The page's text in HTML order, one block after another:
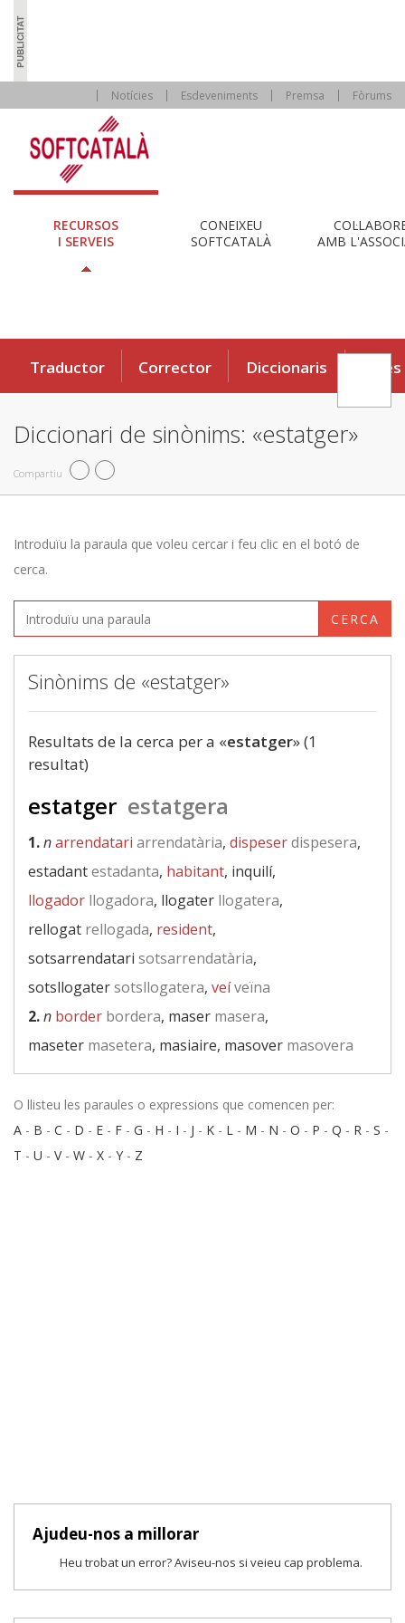
Notícies Esdeveniments Premsa Fòrums
RECURSOS
I SERVEIS
CONEIXEU
SOFTCATALÀ
AMB
Traductor Corrector Diccionaris Eines
Diccionari de sinònims: «estatger»
Compartiu
Introduïu la paraula que voleu cercar i feu clic en el botó de
cerca.
CERCA
Sinònims de «estatger»
Resultats de la cerca per a «estatger» (1
resultat)
estatger estatgera
1.narrendatari arrendatària, dispeserdispesera,
estadantestadanta, habitant, inquilí,
llogador llogadora, llogater llogatera,
rellogat rellogada, resident,
sotsarrendatari sotsarrendatària,
sotsllogatersotsllogatera, veíveïna
2.n border bordera, maser masera,
maseter masetera, masiaire, masover masovera
O llisteu les paraules o expressions que comencen per:
A - B - C - D - E - F - G - H - I - J - K - L - M - N - O - P - Q - R - S -
T - U - V- W - X - Y - Z
Ajudeu-nos a millorar
Heu trobat un error? Aviseu-nos si veieu cap problema.